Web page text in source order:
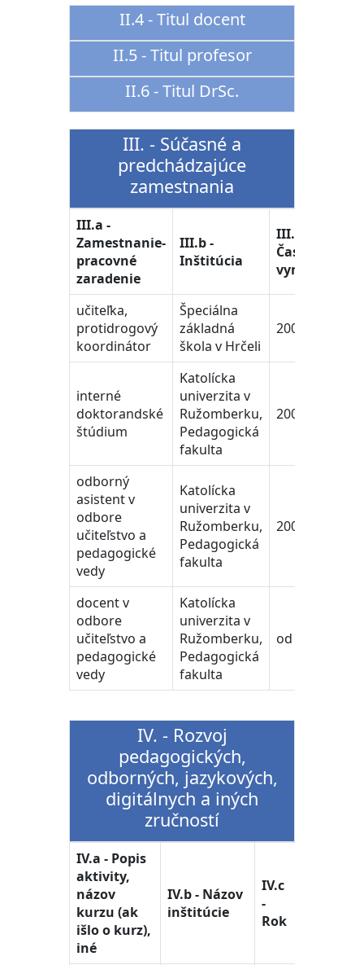
II.4 - Titul docent
II.5 - Titul profesor
II.6 - Titul DrSc.
III. - Súčasné a
predchádzajúce
zamestnania
III.a -
Zamestnanie-
pracovné
zaradenie
III.b -
Inštitúcia
III.c -
Časové
vymedzenie
učiteľka,
protidrogový
koordinátor
Špeciálna
základná
škola v Hrčeli
2002 - 2003
interné
doktorandské
štúdium
Katolícka
univerzita v
Ružomberku,
Pedagogická
fakulta
2003 - 2006
odborný
asistent v
odbore
učiteľstvo a
pedagogické
vedy
Katolícka
univerzita v
Ružomberku,
Pedagogická
fakulta
2006 - 2023
docent v
odbore
učiteľstvo a
pedagogické
vedy
Katolícka
univerzita v
Ružomberku,
Pedagogická
fakulta
od 2023
IV. - Rozvoj
pedagogických,
odborných, jazykových,
digitálnych a iných
zručností
IV.a - Popis
aktivity,
názov
kurzu (ak
išlo o kurz),
iné
IV.b - Názov
inštitúcie
IV.c
-
Rok